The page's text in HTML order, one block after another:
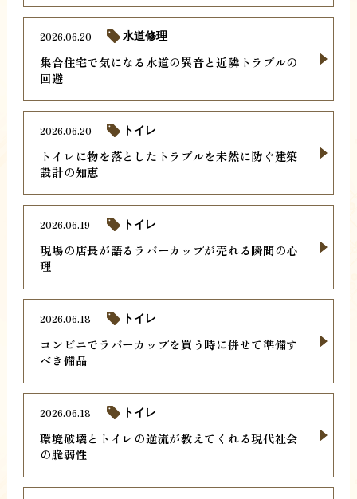
集合住宅で気になる水道の異音と近隣トラブルの
回避
2026.06.20 水道修理
トイレに物を落としたトラブルを未然に防ぐ建築
設計の知恵
2026.06.20 トイレ
現場の店長が語るラバーカップが売れる瞬間の心
理
2026.06.19 トイレ
コンビニでラバーカップを買う時に併せて準備す
べき備品
2026.06.18 トイレ
環境破壊とトイレの逆流が教えてくれる現代社会
の脆弱性
2026.06.18 トイレ